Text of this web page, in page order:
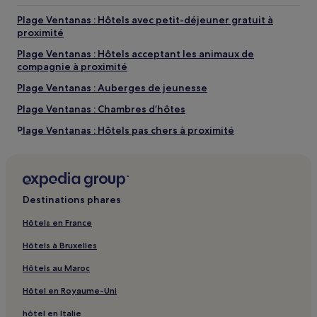
Plage Ventanas : Hôtels avec petit-déjeuner gratuit à
proximité
Plage Ventanas : Hôtels acceptant les animaux de
compagnie à proximité
Plage Ventanas : Auberges de jeunesse
Plage Ventanas : Chambres d’hôtes
Plage Ventanas : Hôtels pas chers à proximité
Plage Ventanas : hôtels 4 étoiles
Plage Ventanas : Hôtels d’affaires à proximité
Destinations phares
Hôtels en France
Hôtels à Bruxelles
Hôtels au Maroc
Hôtel en Royaume-Uni
hôtel en Italie